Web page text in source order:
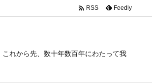
れから先、数十年数百年にわたって我
 RSS Feedly